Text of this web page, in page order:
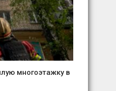
многоэтажку в